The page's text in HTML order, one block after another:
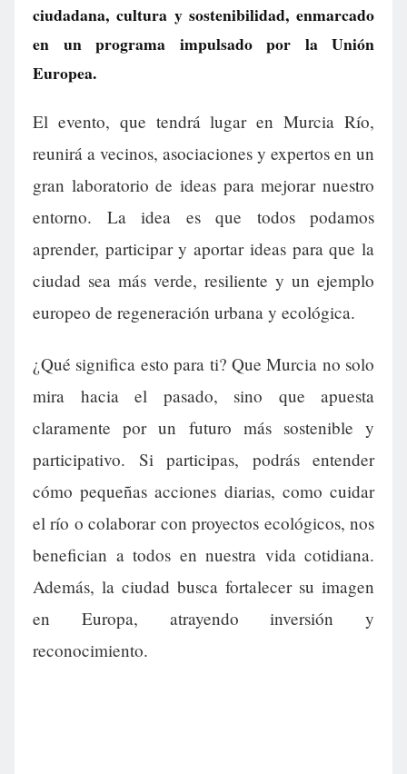
ciudadana, cultura y sostenibilidad, enmarcado
en un programa impulsado por la Unión
Europea.
El evento, que tendrá lugar en Murcia Río,
reunirá a vecinos, asociaciones y expertos en un
gran laboratorio de ideas para mejorar nuestro
entorno. La idea es que todos podamos
aprender, participar y aportar ideas para que la
ciudad sea más verde, resiliente y un ejemplo
europeo de regeneración urbana y ecológica.
¿Qué significa esto para ti? Que Murcia no solo
mira hacia el pasado, sino que apuesta
claramente por un futuro más sostenible y
participativo. Si participas, podrás entender
cómo pequeñas acciones diarias, como cuidar
el río o colaborar con proyectos ecológicos, nos
benefician a todos en nuestra vida cotidiana.
Además, la ciudad busca fortalecer su imagen
en Europa, atrayendo inversión y
reconocimiento.